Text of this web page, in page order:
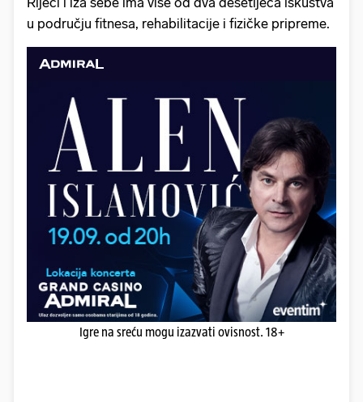
u području fitnesa, rehabilitacije i fizičke pripreme.
Igre na sreću mogu izazvati ovisnost. 18+